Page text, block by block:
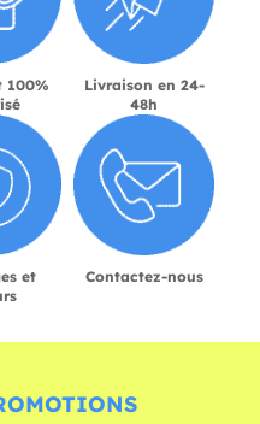
100%
Livraison en 24-
48h
et
Contactez-nous